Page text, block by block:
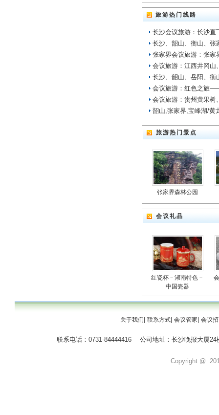
旅游热门线路
长沙会议旅游：长沙直
长沙、韶山、衡山、张
张家界会议旅游：张家
会议旅游：江西井冈山
长沙、韶山、岳阳、衡
会议旅游：红色之旅
会议旅游：贵州黄果树
韶山,张家界,宝峰湖/黄
旅游热门景点
张家界森林公园
会议礼品
红瓷杯－湖南特色－
中国瓷器
关于我们 联系方式 会议管家 会议
联系电话：0731-84444416 公司地址：长沙晚报大
Copyright @